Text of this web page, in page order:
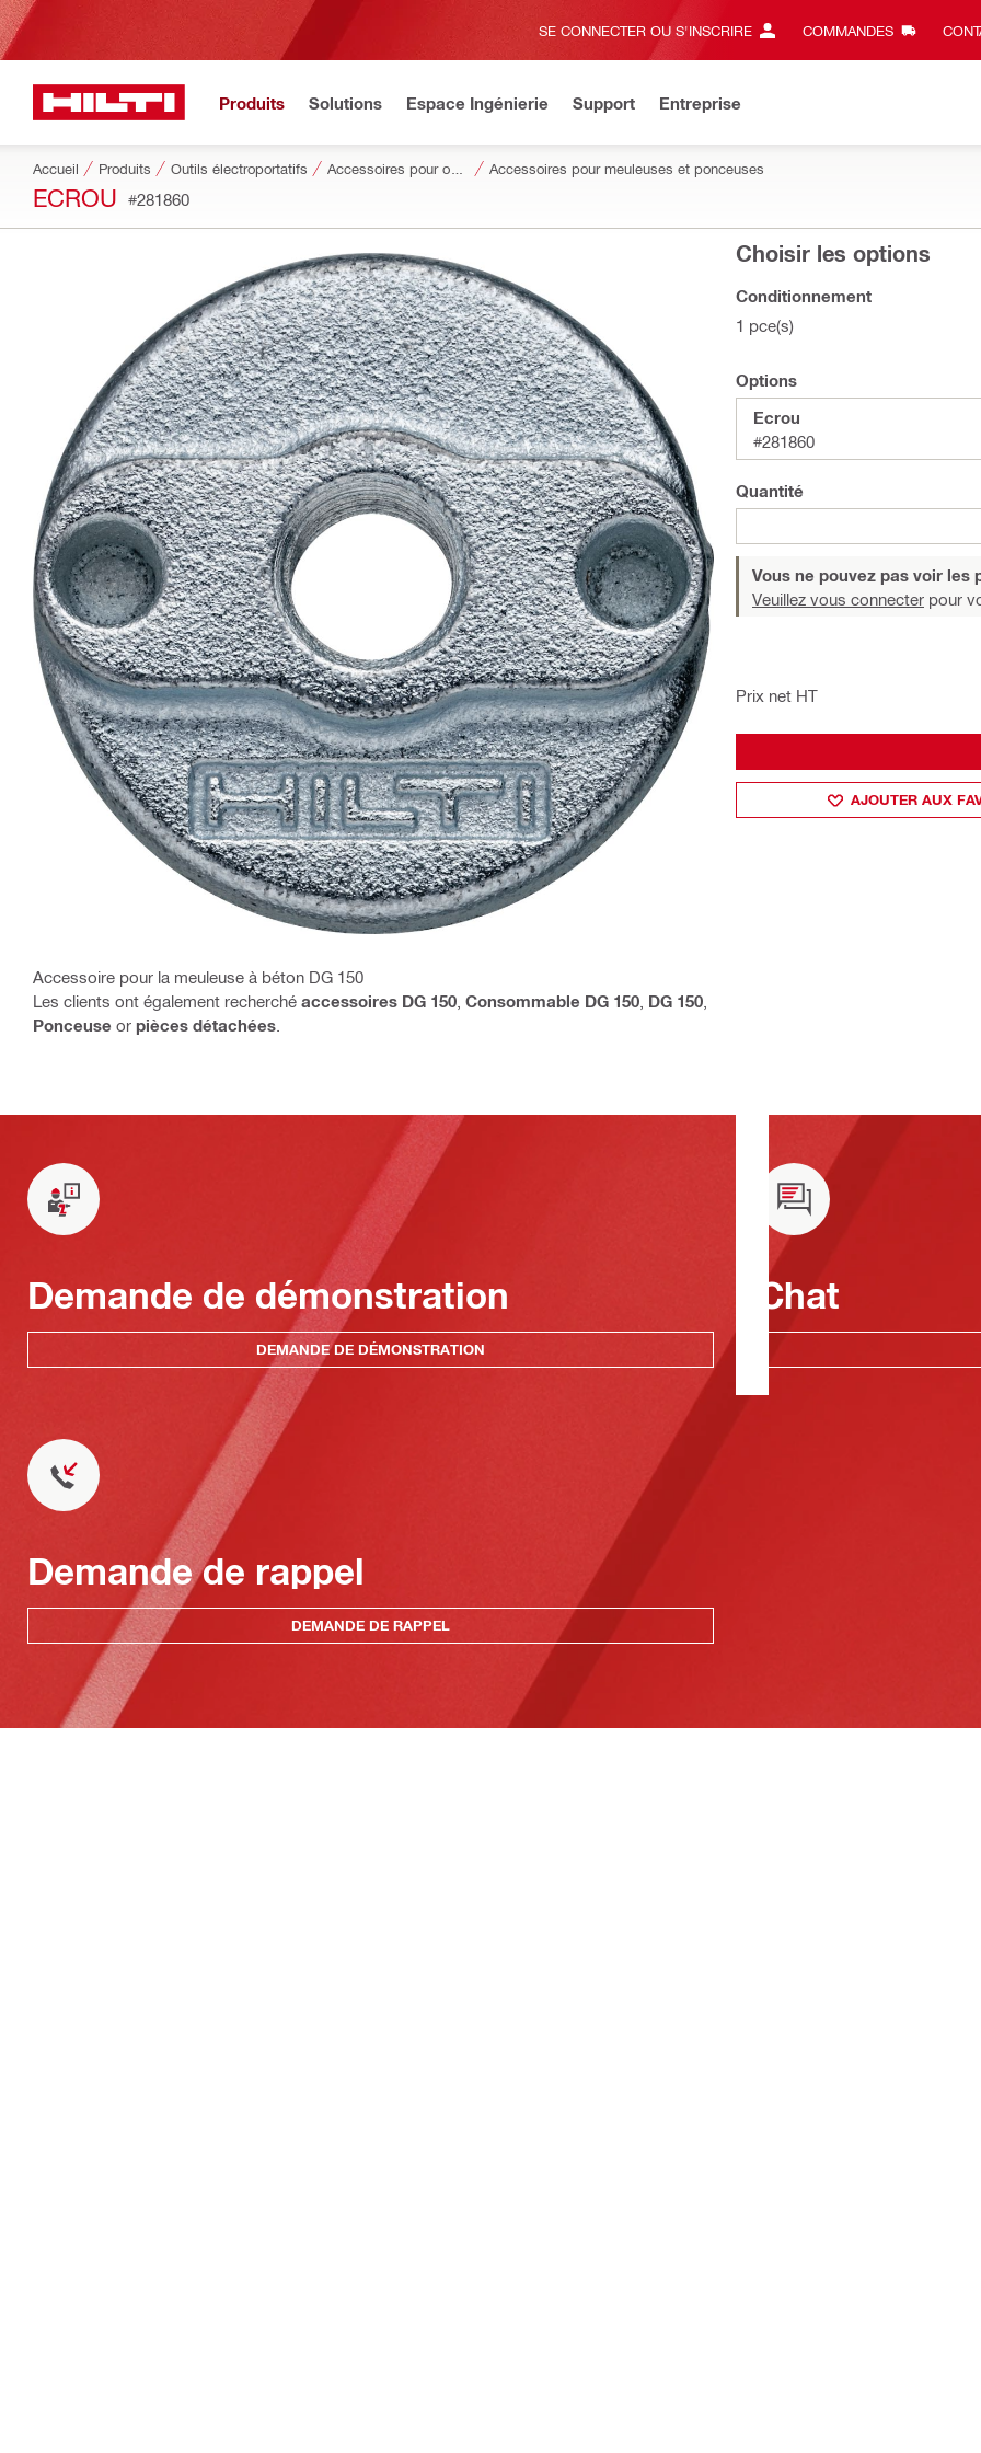
SE CONNECTER OU S'INSCRIRE COMMANDES
Produits Solutions Espace Ingénierie Support Entreprise
Accueil Produits Outils électroportatifs Accessoires pour meuleuses et ponceuses
ECROU #281860
Accessoire pour la meuleuse à béton DG 150
Les clients ont également recherché accessoires DG 150 Consommable DG 150 DG 150
Ponceuse or pièces détachées
Choisir les options
Conditionnement
1 pce(s)
Options
Ecrou
#281860
Quantité
Vous ne pouvez pas voir les
Veuillez vous connecter pour
Prix net HT
AJOUTER AUX
Demande de démonstration
DEMANDE DE DÉMONSTRATION
Chat
Demande de rappel
DEMANDE DE RAPPEL